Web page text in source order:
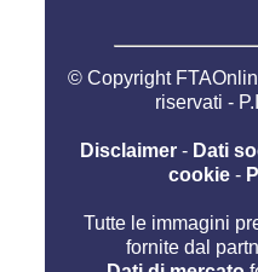
© Copyright
riservati -
Disclaimer- Dati
cookie-
Tutte le immagini
fornite dal